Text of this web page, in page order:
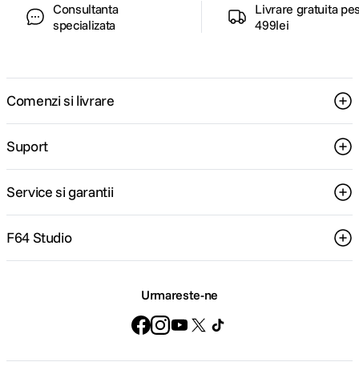
Consultanta
specializata
Livrare gratuita
499lei
Comenzi si livrare
Suport
Service si garantii
F64 Studio
Urmareste-ne